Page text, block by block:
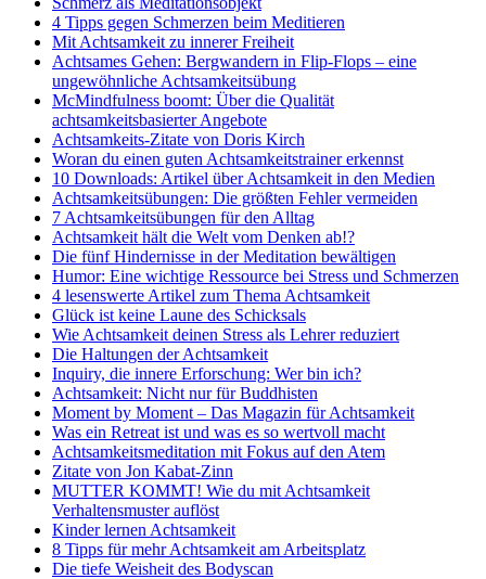
4 Tipps gegen Schmerzen beim Meditieren
Mit Achtsamkeit zu innerer Freiheit
Achtsames Gehen: Bergwandern in Flip-Flops – eine
ungewöhnliche Achtsamkeitsübung
McMindfulness boomt: Über die Qualität
achtsamkeitsbasierter Angebote
Achtsamkeits-Zitate von Doris Kirch
Woran du einen guten Achtsamkeitstrainer erkennst
10 Downloads: Artikel über Achtsamkeit in den Medien
Achtsamkeitsübungen: Die größten Fehler vermeiden
7 Achtsamkeitsübungen für den Alltag
Achtsamkeit hält die Welt vom Denken ab!?
Die fünf Hindernisse in der Meditation bewältigen
Humor: Eine wichtige Ressource bei Stress und Schmerzen
4 lesenswerte Artikel zum Thema Achtsamkeit
Glück ist keine Laune des Schicksals
Wie Achtsamkeit deinen Stress als Lehrer reduziert
Die Haltungen der Achtsamkeit
Inquiry, die innere Erforschung: Wer bin ich?
Achtsamkeit: Nicht nur für Buddhisten
Moment by Moment – Das Magazin für Achtsamkeit
Was ein Retreat ist und was es so wertvoll macht
Achtsamkeitsmeditation mit Fokus auf den Atem
Zitate von Jon Kabat-Zinn
MUTTER KOMMT! Wie du mit Achtsamkeit
Verhaltensmuster auflöst
Kinder lernen Achtsamkeit
8 Tipps für mehr Achtsamkeit am Arbeitsplatz
Die tiefe Weisheit des Bodyscan